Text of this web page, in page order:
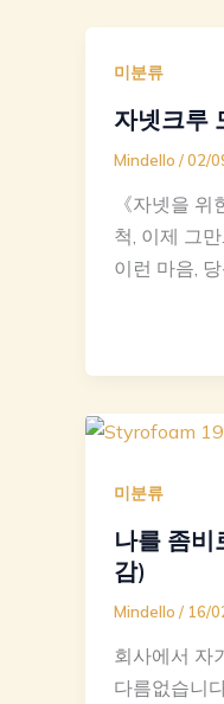
미분류
자넷크루
Mindello /02/
《자넷을
척, 이제 그
이런 마음,
미분류
나를 좀비
감)
Mindello / 16/
회사에서 자
다름없습니